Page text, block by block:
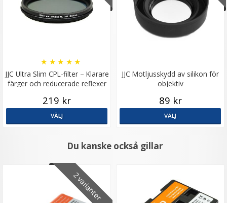
JJC Ultra Slim CPL-filter – Klarare
färger och reducerade reflexer
★ ★ ★ ★ ★
219 kr
VÄLJ
JJC Motljusskydd av silikon för
objektiv
89 kr
VÄLJ
Du kanske också gillar
2 varianter